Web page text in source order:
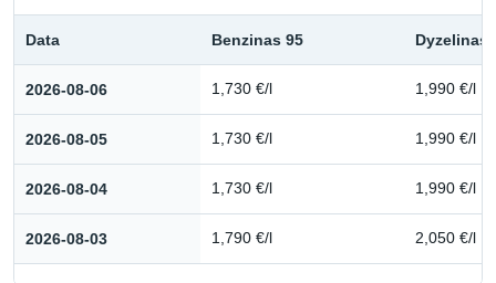
Data Benzinas 95 Dyzelinas
2026-08-06 1,730 €/l 1,990 €/l
2026-08-05 1,730 €/l 1,990 €/l
2026-08-04 1,730 €/l 1,990 €/l
2026-08-03 1,790 €/l 2,050 €/l